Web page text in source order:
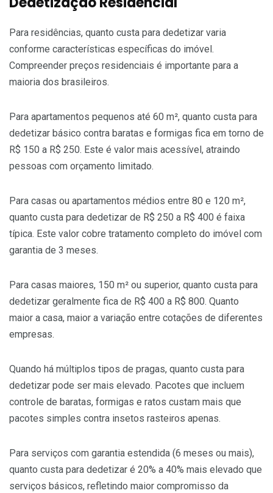
Para residências, quanto custa para dedetizar varia
conforme características específicas do imóvel.
Compreender preços residenciais é importante para a
maioria dos brasileiros.
Para apartamentos pequenos até 60 m², quanto custa para
dedetizar básico contra baratas e formigas fica em torno de
R$ 150 a R$ 250. Este é valor mais acessível, atraindo
pessoas com orçamento limitado.
Para casas ou apartamentos médios entre 80 e 120 m²,
quanto custa para dedetizar de R$ 250 a R$ 400 é faixa
típica. Este valor cobre tratamento completo do imóvel com
garantia de 3 meses.
Para casas maiores, 150 m² ou superior, quanto custa para
dedetizar geralmente fica de R$ 400 a R$ 800. Quanto
maior a casa, maior a variação entre cotações de diferentes
empresas.
Quando há múltiplos tipos de pragas, quanto custa para
dedetizar pode ser mais elevado. Pacotes que incluem
controle de baratas, formigas e ratos custam mais que
pacotes simples contra insetos rasteiros apenas.
Para serviços com garantia estendida (6 meses ou mais),
quanto custa para dedetizar é 20% a 40% mais elevado que
serviços básicos, refletindo maior compromisso da